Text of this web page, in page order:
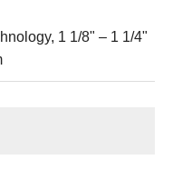
1 1/8" – 1 1/4"